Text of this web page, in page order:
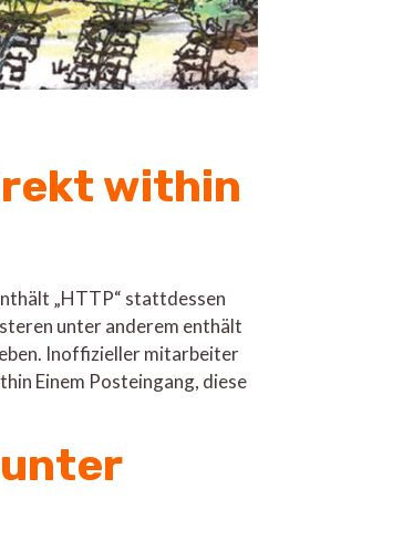
within
„HTTP“ stattdessen
unter anderem enthält
Inoffizieller mitarbeiter
Einem Posteingang, diese